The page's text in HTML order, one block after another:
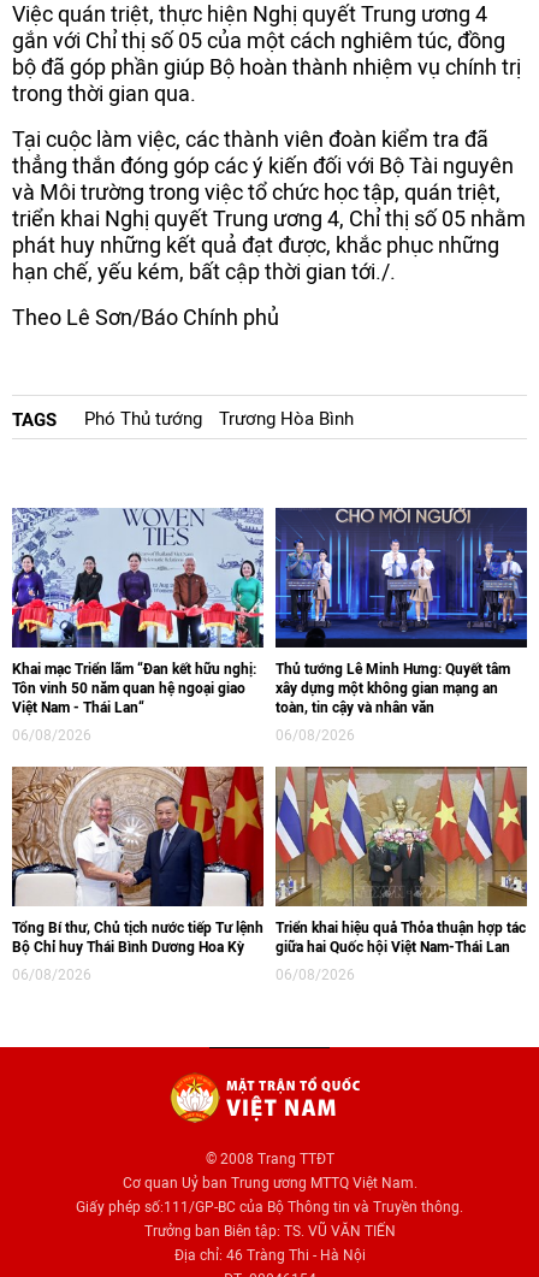
Việc quán triệt, thực hiện Nghị quyết Trung ương 4
gắn với Chỉ thị số 05 của một cách nghiêm túc, đồng
bộ đã góp phần giúp Bộ hoàn thành nhiệm vụ chính trị
trong thời gian qua.
Tại cuộc làm việc, các thành viên đoàn kiểm tra đã
thẳng thắn đóng góp các ý kiến đối với Bộ Tài nguyên
và Môi trường trong việc tổ chức học tập, quán triệt,
triển khai Nghị quyết Trung ương 4, Chỉ thị số 05 nhằm
phát huy những kết quả đạt được, khắc phục những
hạn chế, yếu kém, bất cập thời gian tới./.
Theo Lê Sơn/Báo Chính phủ
TAGS Phó Thủ tướng Trương Hòa Bình
Khai mạc Triển lãm “Đan kết hữu nghị:
Tôn vinh 50 năm quan hệ ngoại giao
Việt Nam - Thái Lan“
06/08/2026
Thủ tướng Lê Minh Hưng: Quyết tâm
xây dựng một không gian mạng an
toàn, tin cậy và nhân văn
06/08/2026
Tổng Bí thư, Chủ tịch nước tiếp Tư lệnh
Bộ Chỉ huy Thái Bình Dương Hoa Kỳ
06/08/2026
Triển khai hiệu quả Thỏa thuận hợp tác
giữa hai Quốc hội Việt Nam-Thái Lan
06/08/2026
© 2008 Trang TTĐT
Cơ quan Uỷ ban Trung ương MTTQ Việt Nam.
Giấy phép số:111/GP-BC của Bộ Thông tin và Truyền thông.
Trưởng ban Biên tập: TS. VŨ VĂN TIẾN
Địa chỉ: 46 Tràng Thi - Hà Nội